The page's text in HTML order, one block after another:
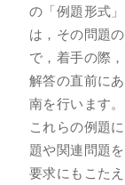
の「例題形式
は，その問題
で，着手の際
解答の直前に
南を行います。
これらの例題
題や関連問題
要求にもこた